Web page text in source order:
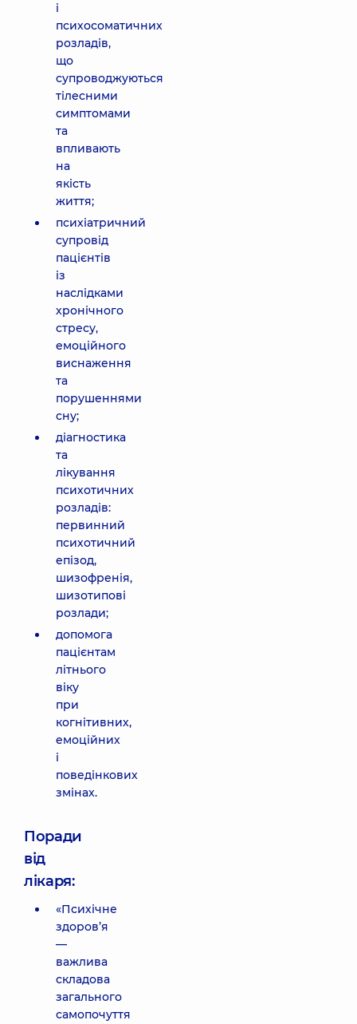
і
психосоматичних
розладів,
що
супроводжуються
тілесними
симптомами
та
впливають
на
якість
життя;
психіатричний
супровід
пацієнтів
із
наслідками
хронічного
стресу,
емоційного
виснаження
та
порушеннями
сну;
діагностика
та
лікування
психотичних
розладів:
первинний
психотичний
епізод,
шизофренія,
шизотипові
розлади;
допомога
пацієнтам
літнього
віку
при
когнітивних,
емоційних
і
поведінкових
змінах.
Поради
від
лікаря:
«Психічне
здоров’я
—
важлива
складова
загального
самопочуття